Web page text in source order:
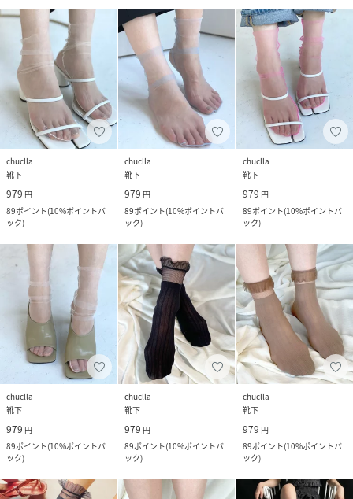
chuclla
靴下
979 円
89ポイント(10%ポイントバ
ック)
chuclla
靴下
979 円
89ポイント(10%ポイントバ
ック)
chuclla
靴下
979 円
89ポイント(10%ポイントバ
ック)
chuclla
靴下
979 円
89ポイント(10%ポイントバ
ック)
chuclla
靴下
979 円
89ポイント(10%ポイントバ
ック)
chuclla
靴下
979 円
89ポイント(10%ポイントバ
ック)